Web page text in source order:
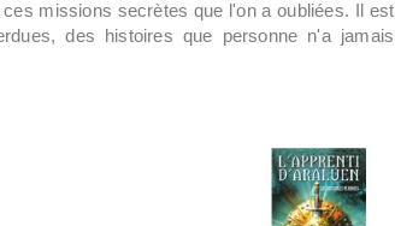
missions secrètes que l'on a oubliées. Il est
des histoires que personne n'a jamais